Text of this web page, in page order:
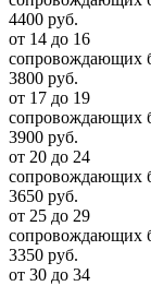
4400 руб.
от 14 до 16
сопровождающих
3800 руб.
от 17 до 19
сопровождающих
3900 руб.
от 20 до 24
сопровождающих
3650 руб.
от 25 до 29
сопровождающих
3350 руб.
от 30 до 34